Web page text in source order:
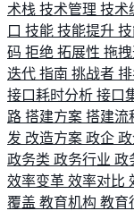
术栈 技术管理 技术
口 技能 技能提升
码 拒绝 拓展性 拖
迭代 指南 挑战者 排
接口耗时分析 接口
路 搭建方案 搭建流
发 改造方案 政企
政务类 政务行业 政
效率变革 效率对比
覆盖 教育机构 教育